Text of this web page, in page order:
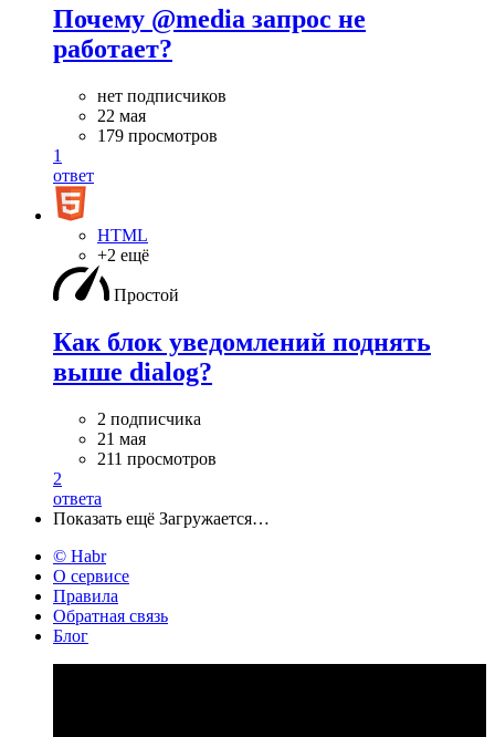
Почему @media запрос не
работает?
нет подписчиков
22 мая
179 просмотров
1
ответ
HTML
+2 ещё
Простой
Как блок уведомлений поднять
выше dialog?
2 подписчика
21 мая
211 просмотров
2
ответа
Показать ещё Загружается…
© Habr
О сервисе
Правила
Обратная связь
Блог